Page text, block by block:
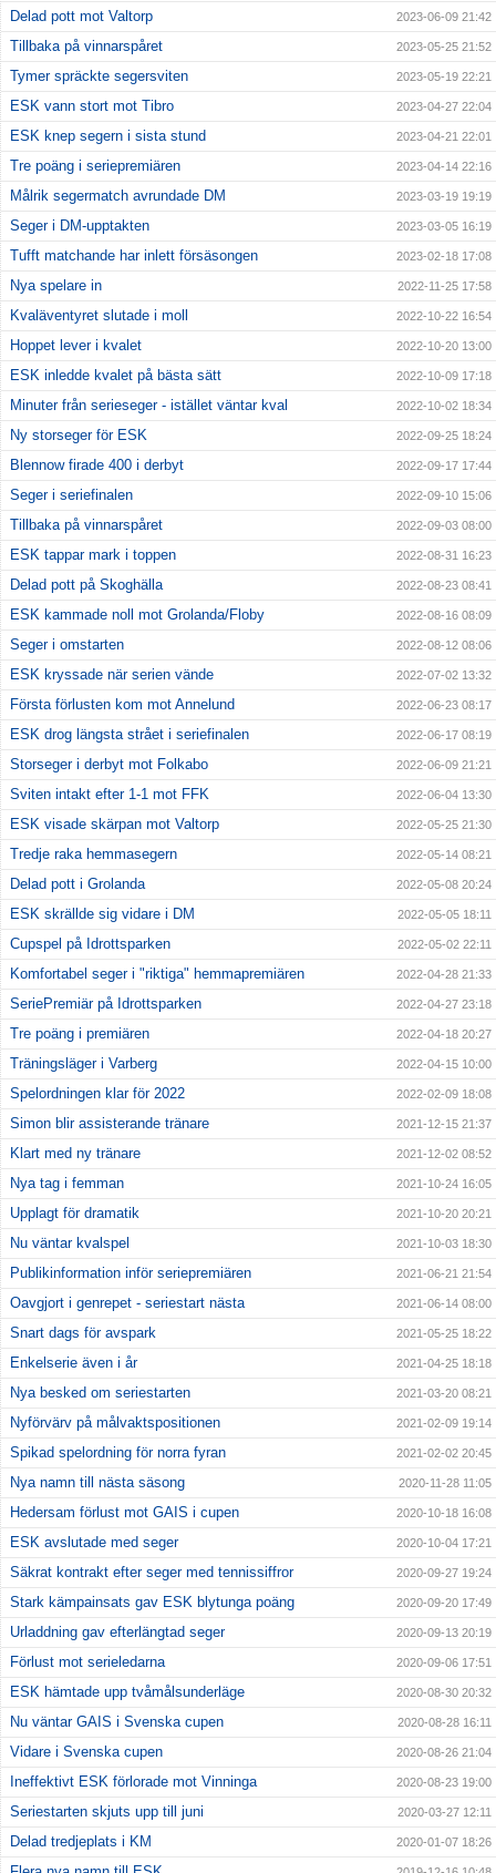
Delad pott mot Valtorp 2023-06-09 21:42
Tillbaka på vinnarspåret 2023-05-25 21:52
Tymer spräckte segersviten 2023-05-19 22:21
ESK vann stort mot Tibro 2023-04-27 22:04
ESK knep segern i sista stund 2023-04-21 22:01
Tre poäng i seriepremiären 2023-04-14 22:16
Målrik segermatch avrundade DM 2023-03-19 19:19
Seger i DM-upptakten 2023-03-05 16:19
Tufft matchande har inlett försäsongen 2023-02-18 17:08
Nya spelare in 2022-11-25 17:58
Kvaläventyret slutade i moll 2022-10-22 16:54
Hoppet lever i kvalet 2022-10-20 13:00
ESK inledde kvalet på bästa sätt 2022-10-09 17:18
Minuter från serieseger - istället väntar kval 2022-10-02 18:34
Ny storseger för ESK 2022-09-25 18:24
Blennow firade 400 i derbyt 2022-09-17 17:44
Seger i seriefinalen 2022-09-10 15:06
Tillbaka på vinnarspåret 2022-09-03 08:00
ESK tappar mark i toppen 2022-08-31 16:23
Delad pott på Skoghälla 2022-08-23 08:41
ESK kammade noll mot Grolanda/Floby 2022-08-16 08:09
Seger i omstarten 2022-08-12 08:06
ESK kryssade när serien vände 2022-07-02 13:32
Första förlusten kom mot Annelund 2022-06-23 08:17
ESK drog längsta strået i seriefinalen 2022-06-17 08:19
Storseger i derbyt mot Folkabo 2022-06-09 21:21
Sviten intakt efter 1-1 mot FFK 2022-06-04 13:30
ESK visade skärpan mot Valtorp 2022-05-25 21:30
Tredje raka hemmasegern 2022-05-14 08:21
Delad pott i Grolanda 2022-05-08 20:24
ESK skrällde sig vidare i DM 2022-05-05 18:11
Cupspel på Idrottsparken 2022-05-02 22:11
Komfortabel seger i "riktiga" hemmapremiären 2022-04-28 21:33
SeriePremiär på Idrottsparken 2022-04-27 23:18
Tre poäng i premiären 2022-04-18 20:27
Träningsläger i Varberg 2022-04-15 10:00
Spelordningen klar för 2022 2022-02-09 18:08
Simon blir assisterande tränare 2021-12-15 21:37
Klart med ny tränare 2021-12-02 08:52
Nya tag i femman 2021-10-24 16:05
Upplagt för dramatik 2021-10-20 20:21
Nu väntar kvalspel 2021-10-03 18:30
Publikinformation inför seriepremiären 2021-06-21 21:54
Oavgjort i genrepet - seriestart nästa 2021-06-14 08:00
Snart dags för avspark 2021-05-25 18:22
Enkelserie även i år 2021-04-25 18:18
Nya besked om seriestarten 2021-03-20 08:21
Nyförvärv på målvaktspositionen 2021-02-09 19:14
Spikad spelordning för norra fyran 2021-02-02 20:45
Nya namn till nästa säsong 2020-11-28 11:05
Hedersam förlust mot GAIS i cupen 2020-10-18 16:08
ESK avslutade med seger 2020-10-04 17:21
Säkrat kontrakt efter seger med tennissiffror 2020-09-27 19:24
Stark kämpainsats gav ESK blytunga poäng 2020-09-20 17:49
Urladdning gav efterlängtad seger 2020-09-13 20:19
Förlust mot serieledarna 2020-09-06 17:51
ESK hämtade upp tvåmålsunderläge 2020-08-30 20:32
Nu väntar GAIS i Svenska cupen 2020-08-28 16:11
Vidare i Svenska cupen 2020-08-26 21:04
Ineffektivt ESK förlorade mot Vinninga 2020-08-23 19:00
Seriestarten skjuts upp till juni 2020-03-27 12:11
Delad tredjeplats i KM 2020-01-07 18:26